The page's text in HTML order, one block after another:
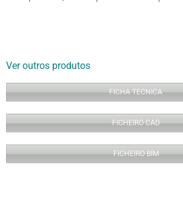
Ver outros produtos
FICHA TECNICA
FICHEIRO CAD
FICHEIRO BIM